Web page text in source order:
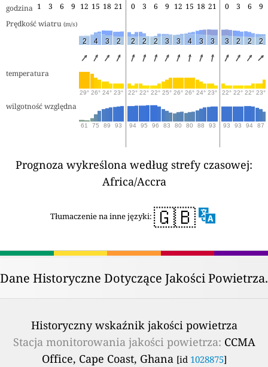
godzina 1 3 6 9 12 15 18 21 0 3 6 9 12 15 18 21 0 3 6
9
Prędkość wiatru (m/s)
2 4 3 2 2 2 2 3 3 4 3 3 3 2 2 2
temperatura
29° 26° 24° 23° 22° 22° 22° 25° 26° 26° 24° 23° 22° 22° 22° 23°
wilgotność względna
61 75 89 93 94 95 96 83 80 80 88 93 93 93 94 87
Prognoza wykreślona według strefy czasowej:
Africa/Accra
Tłumaczenie na inne języki: 🇬🇧
Dane Historyczne Dotyczące Jakości Powietrza.
Historyczny wskaźnik jakości powietrza
Stacja monitorowania jakości powietrza: CCMA
Office, Cape Coast, Ghana [id 1028875]